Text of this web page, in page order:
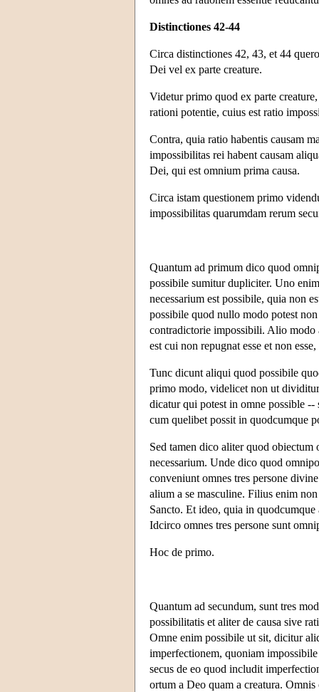
Distinctiones 42-44
Circa distinctiones 42, 43, et 44
Dei vel ex parte creature.
Videtur primo quod ex parte
rationi potentie, cuius est ratio
Contra, quia ratio habentis causam
impossibilitas rei habent causam
Dei, qui est omnium prima causa.
Circa istam questionem primo
impossibilitas quarumdam rerum
Quantum ad primum dico quod
possibile sumitur dupliciter. Uno
necessarium est possibile, quia non
possibile quod nullo modo potest
contradictorie impossibili. Alio modo
est cui non repugnat esse et non
Tunc dicunt aliqui quod possibile
primo modo, videlicet non ut
dicatur qui potest in omne possible --
cum quelibet possit in quodcumque
Sed tamen dico aliter quod
necessarium. Unde dico quod
conveniunt omnes tres persone
alium a se masculine. Filius enim
Sancto. Et ideo, quia in
Idcirco omnes tres persone sunt
Hoc de primo.
Quantum ad secundum, sunt tres
possibilitatis et aliter de causa sive
Omne enim possibile ut sit, dicitur
imperfectionem, quoniam
secus de eo quod includit
ortum a Deo quam a creatura.